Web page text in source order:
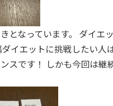
となっています。 ダイエ
イエットに挑戦したい人
スです！ しかも今回は継